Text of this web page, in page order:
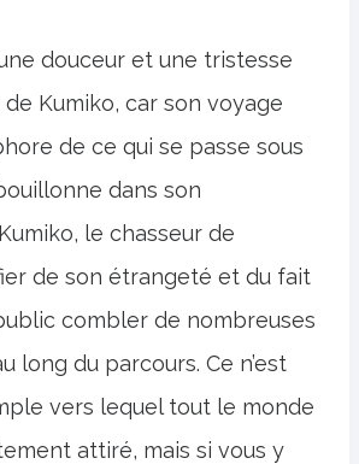
douceur et une tristesse
Kumiko, car son voyage
de ce qui se passe sous
dans son
le chasseur de
de son étrangeté et du fait
combler de nombreuses
long du parcours. Ce n’est
vers lequel tout le monde
attiré, mais si vous y